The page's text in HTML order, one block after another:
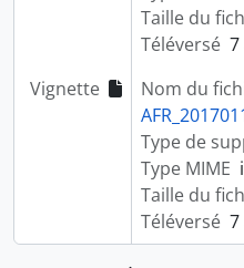
Taille du
Téléversé 7
Vignette
Nom du
Type de
Type MIME
Taille du
Téléversé 7